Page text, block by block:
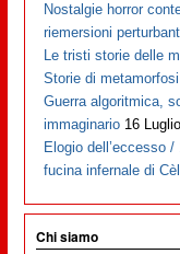
Nostalgie horror
riemersioni
Le tristi storie delle
Storie di
Guerra algoritmica,
immaginario 16
Elogio dell’eccesso
fucina infernale di
Chi siamo